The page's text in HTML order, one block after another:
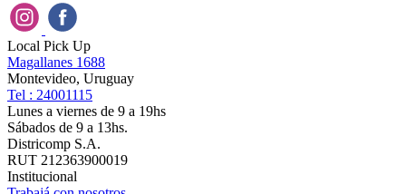
Local Pick Up
Magallanes 1688
Montevideo, Uruguay
Tel : 24001115
Lunes a viernes de 9 a 19hs
Sábados de 9 a 13hs.
Districomp S.A.
RUT 212363900019
Institucional